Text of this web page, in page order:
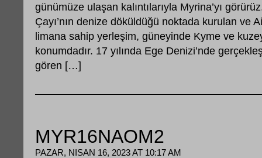
günümüze ulaşan kalıntılarıyla Myrina’yı
Çayı’nın denize döküldüğü noktada kurulan ve
limana sahip yerleşim, güneyinde Kyme ve
konumdadır. 17 yılında Ege Denizi’nde
gören […]
MYR16NAOM2
PAZAR, NISAN 16, 2023 AT 10:17 AM